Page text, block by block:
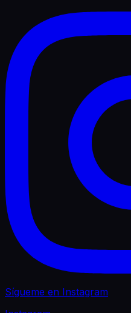
Sígueme en Instagram